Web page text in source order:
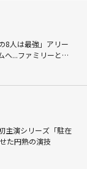
8人は最強」アリー
へ...ファミリーと目
主演シリーズ「駐在
た円熟の演技